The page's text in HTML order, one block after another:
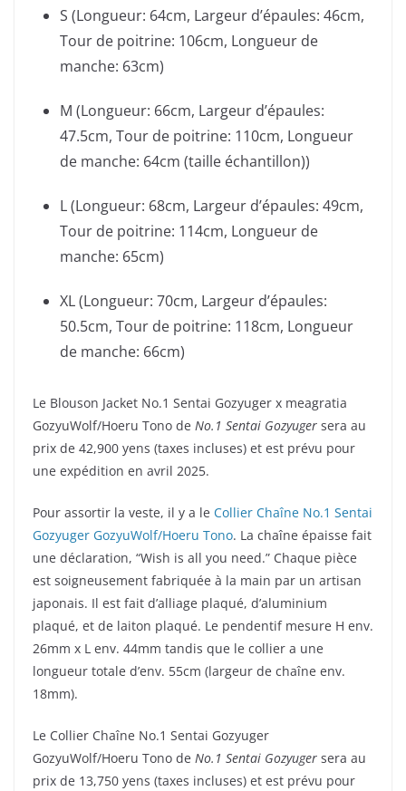
S (Longueur: 64cm, Largeur d’épaules: 46cm,
Tour de poitrine: 106cm, Longueur de
manche: 63cm)
M (Longueur: 66cm, Largeur d’épaules:
47.5cm, Tour de poitrine: 110cm, Longueur
de manche: 64cm (taille échantillon))
L (Longueur: 68cm, Largeur d’épaules: 49cm,
Tour de poitrine: 114cm, Longueur de
manche: 65cm)
XL (Longueur: 70cm, Largeur d’épaules:
50.5cm, Tour de poitrine: 118cm, Longueur
de manche: 66cm)
Le Blouson Jacket No.1 Sentai Gozyuger x meagratia
GozyuWolf/Hoeru Tono de No.1 Sentai Gozyuger sera au
prix de 42,900 yens (taxes incluses) et est prévu pour
une expédition en avril 2025.
Pour assortir la veste, il y a le Collier Chaîne No.1 Sentai
Gozyuger GozyuWolf/Hoeru Tono. La chaîne épaisse fait
une déclaration, “Wish is all you need.” Chaque pièce
est soigneusement fabriquée à la main par un artisan
japonais. Il est fait d’alliage plaqué, d’aluminium
plaqué, et de laiton plaqué. Le pendentif mesure H env.
26mm x L env. 44mm tandis que le collier a une
longueur totale d’env. 55cm (largeur de chaîne env.
18mm).
Le Collier Chaîne No.1 Sentai Gozyuger
GozyuWolf/Hoeru Tono de No.1 Sentai Gozyuger sera au
prix de 13,750 yens (taxes incluses) et est prévu pour